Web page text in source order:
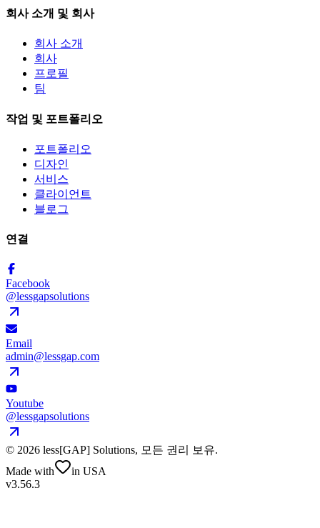
회사 소개 및 회사
회사 소개
회사
프로필
팀
작업 및 포트폴리오
포트폴리오
디자인
서비스
클라이언트
블로그
연결
Facebook
@lessgapsolutions
Email
admin@lessgap.com
Youtube
@lessgapsolutions
© 2026 less[GAP] Solutions, 모든 권리 보유.
Made with
in USA
v3.56.3